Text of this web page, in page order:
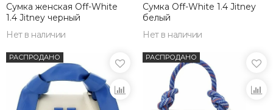
Сумка женская Off-White
1.4 Jitney черный
Нет в наличии
Сумка Off-White 1.4 Jitney
белый
Нет в наличии
РАСПРОДАНО РАСПРОДАНО